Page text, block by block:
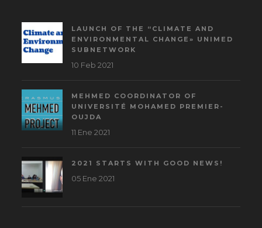
LAUNCH OF THE “CLIMATE AND
ENVIRONMENTAL CHANGE» UNIMED
SUBNETWORK
10 Feb 2021
MEHMED COORDINATOR OF
UNIVERSITÉ MOHAMED PREMIER-
OUJDA
11 Ene 2021
2021 STARTS WITH GOOD NEWS!
05 Ene 2021